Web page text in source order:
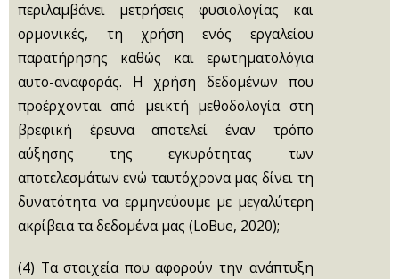
περιλαμβάνει μετρήσεις φυσιολογίας και
ορμονικές, τη χρήση ενός εργαλείου
παρατήρησης καθώς και ερωτηματολόγια
αυτο-αναφοράς. Η χρήση δεδομένων που
προέρχονται από μεικτή μεθοδολογία στη
βρεφική έρευνα αποτελεί έναν τρόπο
αύξησης της εγκυρότητας των
αποτελεσμάτων ενώ ταυτόχρονα μας δίνει τη
δυνατότητα να ερμηνεύουμε με μεγαλύτερη
ακρίβεια τα δεδομένα μας (LoBue, 2020);
(4) Τα στοιχεία που αφορούν την ανάπτυξη